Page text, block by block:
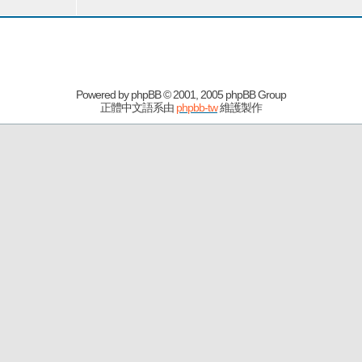
Powered byphpBB© 2001, 2005 phpBB Group
正體中文語系由 phpbb-tw維護製作